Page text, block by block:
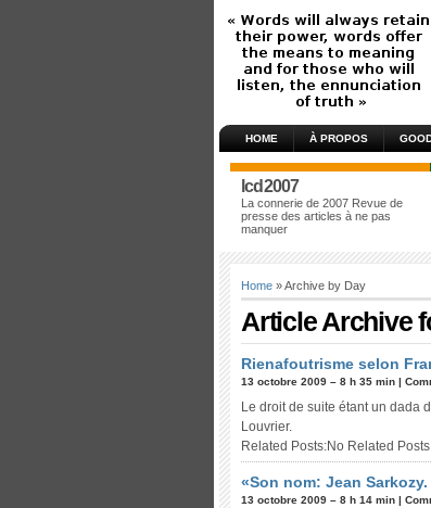
HOME À PROPOS
lcd2007
La connerie de 2007 Revue de
presse des articles à ne pas
manquer
Home » Archive by Day
Article Archive
Rienafoutrisme selon
13 octobre 2009 – 8 h 35 min |
Le droit de suite étant un dada
Louvrier.
Related Posts:No Related Posts
«Son nom: Jean
13 octobre 2009 – 8 h 14 min |